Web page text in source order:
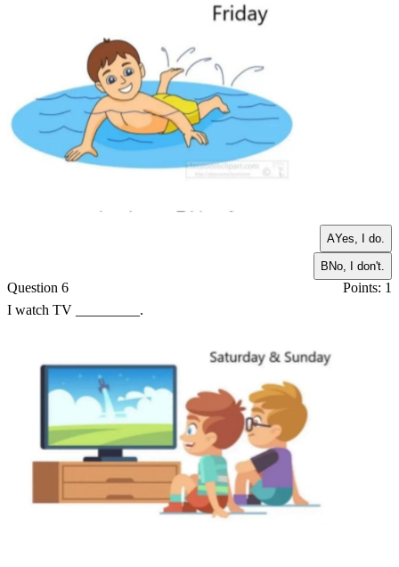
AYes, I do.
BNo, I don't.
Question 6
Points: 1
I watch TV _________.